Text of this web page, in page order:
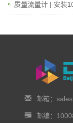
质量流量计 | 安装
邮箱：
邮编：